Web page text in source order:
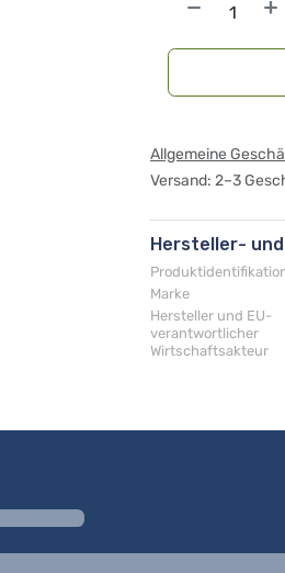
Allgemeine
Versand: 2–3
Hersteller-
Marke
Hersteller und EU-
verantwortlicher
Wirtschaftsakteur